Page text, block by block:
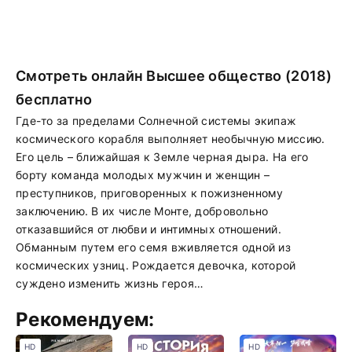
Смотреть онлайн Высшее общество (2018)
бесплатно
Где-то за пределами Солнечной системы экипаж
космического корабля выполняет необычную миссию.
Его цель – ближайшая к Земле черная дыра. На его
борту команда молодых мужчин и женщин –
преступников, приговоренных к пожизненному
заключению. В их числе Монте, добровольно
отказавшийся от любви и интимных отношений.
Обманным путем его семя вживляется одной из
космических узниц. Рождается девочка, которой
суждено изменить жизнь героя…
Рекомендуем:
HD HD HD